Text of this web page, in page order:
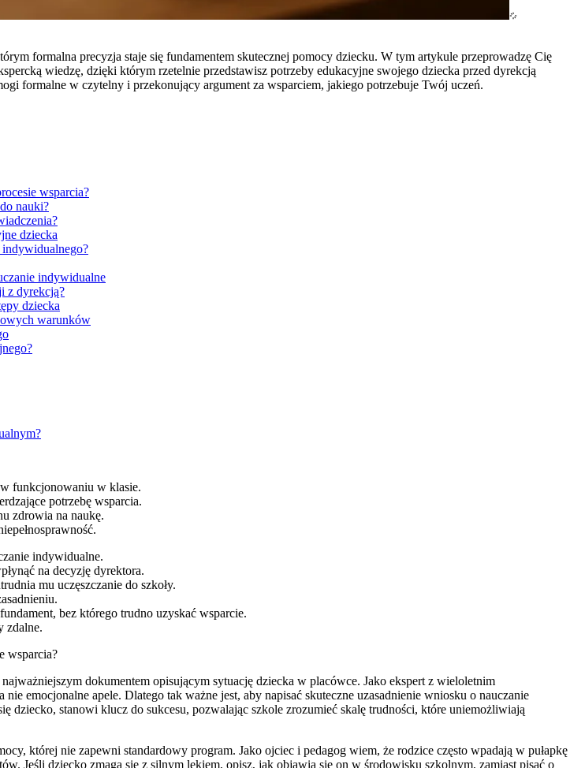
formalna precyzja staje się fundamentem skutecznej pomocy dziecku. W tym artykule przeprowadzę Cię
wiedzę, dzięki którym rzetelnie przedstawisz potrzeby edukacyjne swojego dziecka przed dyrekcją
formalne w czytelny i przekonujący argument za wsparciem, jakiego potrzebuje Twój uczeń.
wsparcia?
nauki?
dziecka
indywidualnego?
indywidualne
z dyrekcją?
dziecka
warunków
w funkcjonowaniu w klasie.
potrzebę wsparcia.
zdrowia na naukę.
indywidualne.
na decyzję dyrektora.
mu uczęszczanie do szkoły.
bez którego trudno uzyskać wsparcie.
zdalne.
wsparcia?
dokumentem opisującym sytuację dziecka w placówce. Jako ekspert z wieloletnim
emocjonalne apele. Dlatego tak ważne jest, aby napisać skuteczne uzasadnienie wniosku o nauczanie
stanowi klucz do sukcesu, pozwalając szkole zrozumieć skalę trudności, które uniemożliwiają
której nie zapewni standardowy program. Jako ojciec i pedagog wiem, że rodzice często wpadają w pułapkę
Jeśli dziecko zmaga się z silnym lękiem, opisz, jak objawia się on w środowisku szkolnym, zamiast pisać o